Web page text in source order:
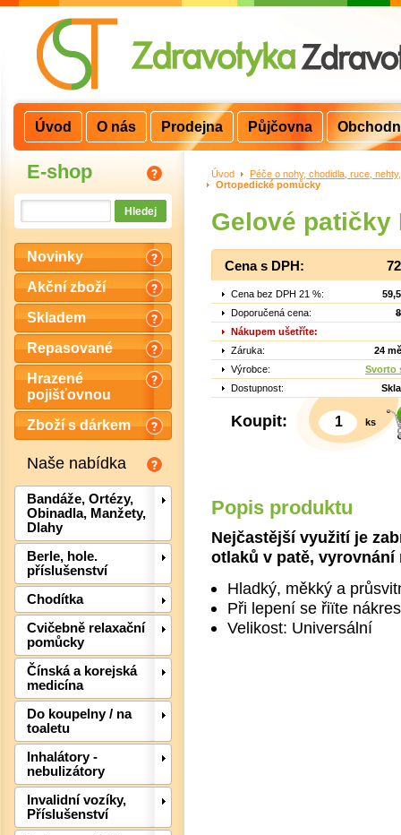
E-shop
Novinky
Akční zboží
Skladem
Repasované
Hrazené
pojišťovnou
Zboží s dárkem
Naše nabídka
Bandáže, Ortézy,
Obinadla, Manžety,
Dlahy
Berle, hole.
příslušenství
Chodítka
Cvičebně relaxační
pomůcky
Čínská a korejská
medicína
Do koupelny / na
toaletu
Inhalátory -
nebulizátory
Invalidní vozíky,
Příslušenství
Úvod >
Péče o nohy, chodidla, ruce,
Ortopedické pomůcky
Gelové patičky
Cena s DPH:
Cena bez DPH 21 %:
Doporučená cena:
Nákupem ušetříte:
Záruka:
24
Výrobce:
Svorto
Dostupnost:
Koupit: ks
Popis produktu
Nejčastější využití je
otlaků v patě,
Hladký, měkký a
Při lepení se řiïte
Velikost: Universální
Úvod O nás Prodejna Půjčovna